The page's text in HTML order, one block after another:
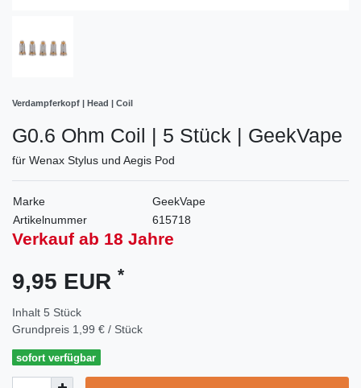
Verdampferkopf | Head | Coil
G0.6 Ohm Coil | 5 Stück | GeekVape
für Wenax Stylus und Aegis Pod
Marke
GeekVape
Artikelnummer
615718
Verkauf ab 18 Jahre
9,95 EUR *
Inhalt 5 Stück
Grundpreis 1,99 € / Stück
sofort verfügbar